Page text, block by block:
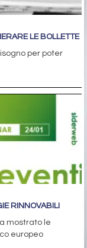
LE BOLLETTE
per poter
RINNOVABILI
mostrato le
europeo